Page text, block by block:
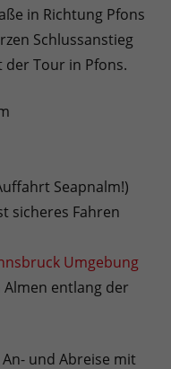
in Richtung Pfons
Schlussanstieg
Tour in Pfons.
Seapnalm!)
sicheres Fahren
Umgebung
Almen entlang der
An- und Abreise mit